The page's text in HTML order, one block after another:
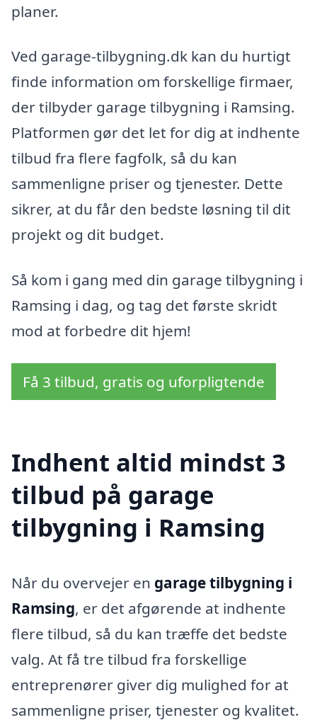
planer.
Ved garage-tilbygning.dk kan du hurtigt
finde information om forskellige firmaer,
der tilbyder garage tilbygning i Ramsing.
Platformen gør det let for dig at indhente
tilbud fra flere fagfolk, så du kan
sammenligne priser og tjenester. Dette
sikrer, at du får den bedste løsning til dit
projekt og dit budget.
Så kom i gang med din garage tilbygning i
Ramsing i dag, og tag det første skridt
mod at forbedre dit hjem!
Få 3 tilbud, gratis og uforpligtende
Indhent altid mindst 3
tilbud på garage
tilbygning i Ramsing
Når du overvejer en garage tilbygning i
Ramsing, er det afgørende at indhente
flere tilbud, så du kan træffe det bedste
valg. At få tre tilbud fra forskellige
entreprenører giver dig mulighed for at
sammenligne priser, tjenester og kvalitet.